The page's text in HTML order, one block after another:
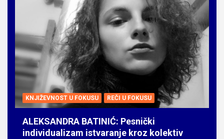
KNJIŽEVNOST U FOKUSU REČI U FOKUSU
ALEKSANDRA BATINIĆ: Pesnički
individualizam istvaranje kroz kolektiv